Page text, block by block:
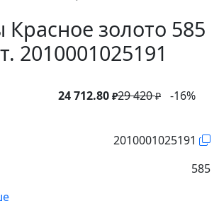
Красное золото 585
2010001025191
24 712.80 ₽29 420₽ -16%
2010001025191
585